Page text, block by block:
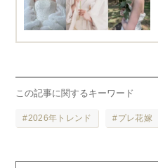
この記事に関するキーワード
2026年トレンド プレ花嫁